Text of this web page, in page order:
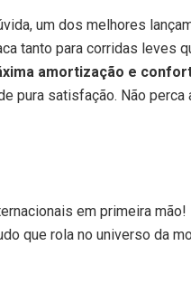
um dos melhores
tanto para corridas leves
amortização e
pura satisfação. Não perca
em primeira mão!
que rola no universo da